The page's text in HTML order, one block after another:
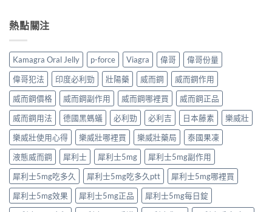
與
安
購
買
注
意
事
項〉
中
男
健
產
品
購
買
指
南〉
中
解
西
汀
如
何
改
善
早
洩？
起
效
時
間
與
作
用
果
凍
什
麼？
完
整
解
析：
成
分、
療
程
安
排、
正
確
用
法
熱點關注
Kamagra Oral Jelly p-force Viagra 偉哥
偉哥份量
偉哥犯法
印度必利勁 壯陽藥 威而鋼
威而鋼作用
威而鋼價格
威而鋼副作用 威而鋼哪裡買
威而鋼正品
威而鋼用法
德國黑螞蟻 必利勁 必利吉 日本藤素
樂威壯
樂威壯使用心得
樂威壯哪裡買 樂威壯藥局
泰國果凍
液態威而鋼
犀利士 犀利士5mg
犀利士5mg副作用
犀利士5mg吃多久
犀利士5mg吃多久ptt
犀利士5mg哪裡買
犀利士5mg效果
犀利士5mg正品
犀利士5mg每日錠